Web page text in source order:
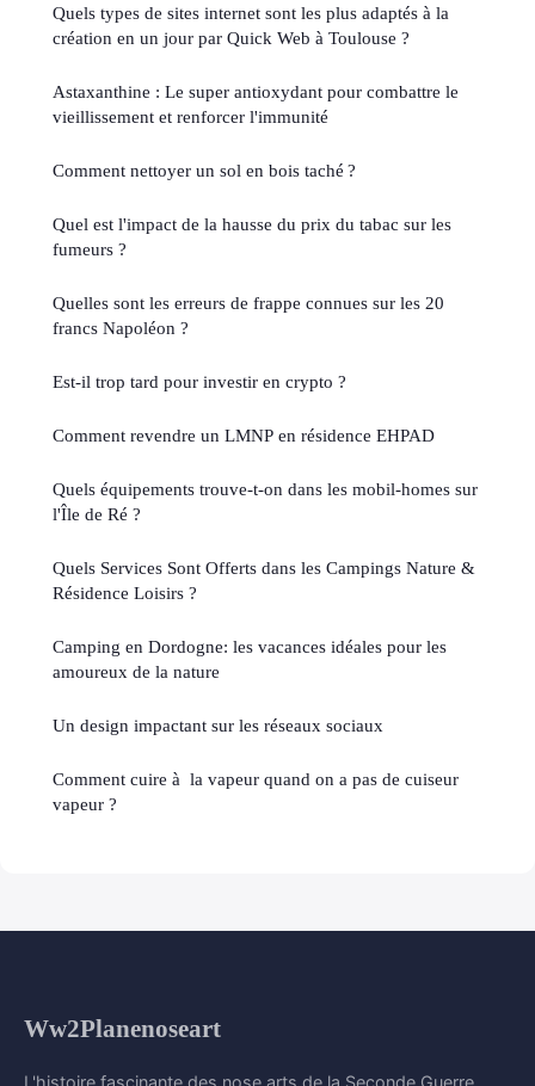
Quels types de sites internet sont les plus adaptés à la
création en un jour par Quick Web à Toulouse ?
Astaxanthine : Le super antioxydant pour combattre le
vieillissement et renforcer l'immunité
Comment nettoyer un sol en bois taché ?
Quel est l'impact de la hausse du prix du tabac sur les
fumeurs ?
Quelles sont les erreurs de frappe connues sur les 20
francs Napoléon ?
Est-il trop tard pour investir en crypto ?
Comment revendre un LMNP en résidence EHPAD
Quels équipements trouve-t-on dans les mobil-homes sur
l'Île de Ré ?
Quels Services Sont Offerts dans les Campings Nature &
Résidence Loisirs ?
Camping en Dordogne: les vacances idéales pour les
amoureux de la nature
Un design impactant sur les réseaux sociaux
Comment cuire à la vapeur quand on a pas de cuiseur
vapeur ?
Ww2Planenoseart
L'histoire fascinante des nose arts de la Seconde Guerre